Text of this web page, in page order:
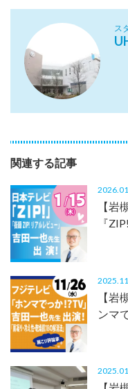
ス
関連する記事
【岩
『
【岩
ンマ